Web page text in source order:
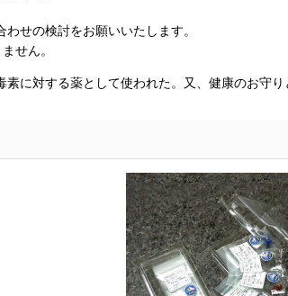
せの検討をお願いいたします。
せん。
に対する薬として使われた。又、健康のお守り